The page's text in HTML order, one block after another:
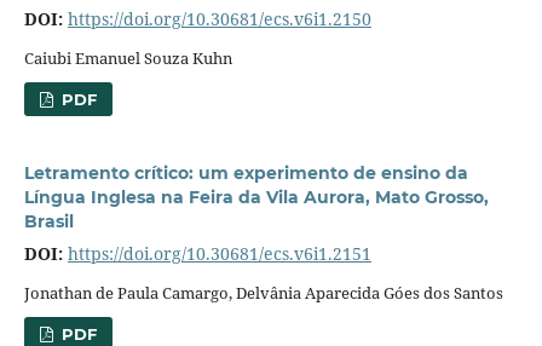
DOI: https://doi.org/10.30681/ecs.v6i1.2150
Caiubi Emanuel Souza Kuhn
PDF
Letramento crítico: um experimento de ensino da
Língua Inglesa na Feira da Vila Aurora, Mato Grosso,
Brasil
DOI: https://doi.org/10.30681/ecs.v6i1.2151
Jonathan de Paula Camargo, Delvânia Aparecida Góes dos Santos
PDF